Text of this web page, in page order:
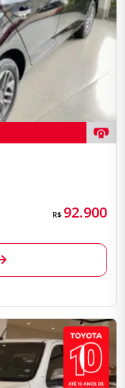
R$ 92.900